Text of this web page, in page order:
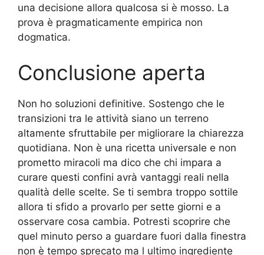
una decisione allora qualcosa si è mosso. La
prova è pragmaticamente empirica non
dogmatica.
Conclusione aperta
Non ho soluzioni definitive. Sostengo che le
transizioni tra le attività siano un terreno
altamente sfruttabile per migliorare la chiarezza
quotidiana. Non è una ricetta universale e non
prometto miracoli ma dico che chi impara a
curare questi confini avrà vantaggi reali nella
qualità delle scelte. Se ti sembra troppo sottile
allora ti sfido a provarlo per sette giorni e a
osservare cosa cambia. Potresti scoprire che
quel minuto perso a guardare fuori dalla finestra
non è tempo sprecato ma l ultimo ingrediente